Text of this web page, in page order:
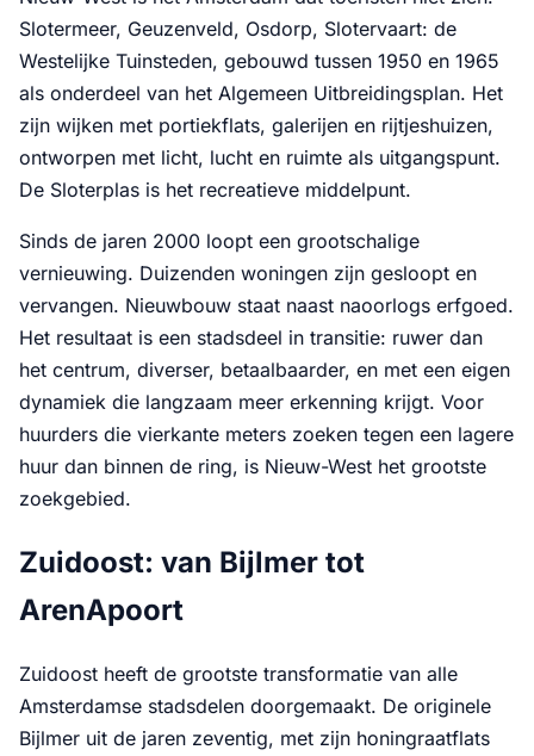
Slotermeer, Geuzenveld, Osdorp, Slotervaart: de
Westelijke Tuinsteden, gebouwd tussen 1950 en 1965
als onderdeel van het Algemeen Uitbreidingsplan. Het
zijn wijken met portiekflats, galerijen en rijtjeshuizen,
ontworpen met licht, lucht en ruimte als uitgangspunt.
De Sloterplas is het recreatieve middelpunt.
Sinds de jaren 2000 loopt een grootschalige
vernieuwing. Duizenden woningen zijn gesloopt en
vervangen. Nieuwbouw staat naast naoorlogs erfgoed.
Het resultaat is een stadsdeel in transitie: ruwer dan
het centrum, diverser, betaalbaarder, en met een eigen
dynamiek die langzaam meer erkenning krijgt. Voor
huurders die vierkante meters zoeken tegen een lagere
huur dan binnen de ring, is Nieuw-West het grootste
zoekgebied.
Zuidoost: van Bijlmer tot
ArenApoort
Zuidoost heeft de grootste transformatie van alle
Amsterdamse stadsdelen doorgemaakt. De originele
Bijlmer uit de jaren zeventig, met zijn honingraatflats